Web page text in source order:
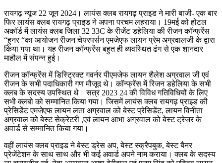
रायगढ़ न्यूज 22 जून 2024। लायंस क्लब रायगढ़ प्राइड ने मारी बाजी- एक बार
फिर लायंस क्लब रायगढ़ प्राइड ने अपना परचम लहराया। 19मई को होटल
अकॉर्ड में लायंस क्लब जिला 32 33C के रीजेंट डहेलिया की रीजन कॉन्फ्रेंस
“हुनर “का आयोजन रीजन चेयरपर्सन एमजेएफ लायन प्रेम अग्रवालजी के द्वारा
किया गया था। यह रीजन कॉन्फ्रेंस बहुत ही व्यवस्थित ढंग से एक शानदार
माहौल में संपन्न हुई।
रीजन कॉन्फ्रेंस में डिस्ट्रिक्ट गवर्नर पीएमजेफ लायन शैलेश अग्रवाल जी एवं
रीजन के सभी पदाधिकारी गण मौजूद थे। कॉन्फ्रेंस में रिजन डहेलिया के सभी
क्लब के सदस्य उपस्थित थे। सत्र 2023 24 की विविध गतिविधियों के लिए
सभी क्लबो को सम्मानित किया गया। जिसमें लायंस क्लब रायगढ़ प्राइड की
प्रेसिडेंट एमजेएफ लायन लता अग्रवाल को बेस्ट प्रेसिडेंट, लायन विनीता
अग्रवाल को बेस्ट सेक्रेटरी ,एवं लायन आभा अग्रवाल को बेस्ट ट्रेजर के
अवार्ड से सम्मानित किया गया।
वहीं लायंस क्लब प्राइड ने बेस्ट ड्रेस अप, बेस्ट स्क्रैपबुक, बेस्ट बैनर
प्रेजेंटेशन के साथ साथ और भी कई अवार्ड अपने नाम कराया। क्लब के सदस्य